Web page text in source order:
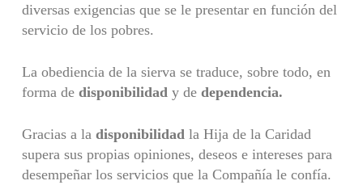
diversas exigencias que se le presentar en función del
servicio de los pobres.
La obediencia de la sierva se traduce, sobre todo, en
forma de disponibi­lidad y de dependencia.
Gracias a la disponibilidad la Hija de la Caridad
supera sus propias opinio­nes, deseos e intereses para
desempeñar los servicios que la Compañía le confía.